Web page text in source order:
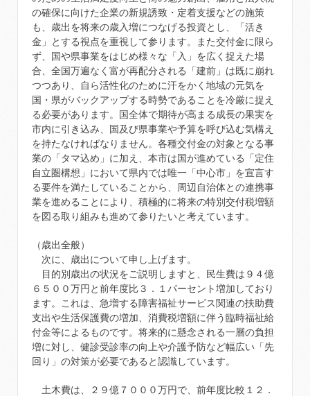
の確保に向けた企業の新規誘致・定着支援などの施策
も、歳出を将来の歳入増につなげる投資とし、「活き
金」とする視点を重視して参ります。また交付金に限ら
ず、国や県事業をはじめ様々な「入」を広く捉えた場
合、全国万遍なく富が再配分される「建前」は既に崩れ
つつあり、自ら活性化のために汗をかく地域の元気を
国・県がバックアップする時勢であることを冷厳に捉え
る必要があります。国全体で期待が高まる成長の果実を
市内に引き込み、国及び県事業や予算を呼び込む気構え
を持たなければなりません。各種交付金の対象となる事
業の「タマ込め」に加え、本市は国が進めている「定住
自立圏構想」において県内では唯一「中心市」を宣言す
る要件を満たしていることから、周辺自治体との連携事
業を進めることにより、積極的に将来の特別交付税増額
を図る取り組みも進めて参りたいと考えています。
（歳出全般）
次に、歳出について申し上げます。
目的別歳出の状況をご説明しますと、民生費は９４億
６５００万円と前年度比３．１パーセント増加しており
ます。これは、急増する障害福祉サービス関連の扶助費
支出や生活保護費の増加、消費税増額に伴う臨時福祉給
付金等によるものです。将来的に懸念される一層の負担
増に対し、健診受診率の向上や介護予防など幅広い「先
回り」の対策が必要であると認識しています。
土木費は、２９億７０００万円で、前年度比較１２．